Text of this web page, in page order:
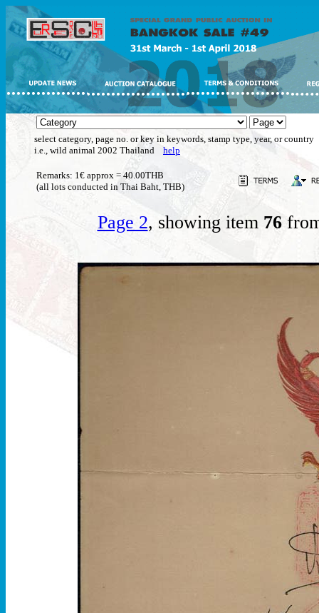
select category, page no. or key in keywords, stamp type, year, or country
i.e., wild animal 2002 Thailand help
Remarks: 1€ approx = 40.00THB
(all lots conducted in Thai Baht, THB)
Page 2, showing item 76